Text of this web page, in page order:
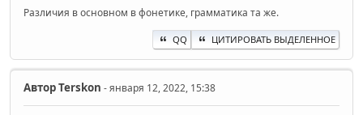
Различия в основном в фонетике, грамматика та же.
QQ ЦИТИРОВАТЬ ВЫДЕЛЕННОЕ
АвторTerskon - января 12, 2022, 15:38